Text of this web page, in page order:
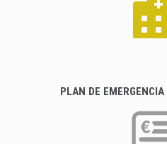
PLAN DE